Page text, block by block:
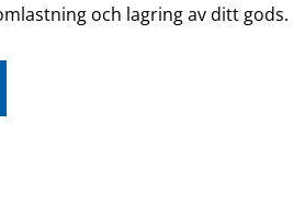
och lagring av ditt gods.